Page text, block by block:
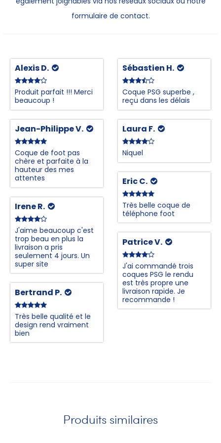
formulaire de contact.
Alexis D.
Produit parfait !!! Merci
beaucoup !
Jean-Philippe V.
Coque de foot pas
chère et parfaite à la
hauteur des mes
attentes
Irene R.
J'aime beaucoup c'est
trop beau en plus la
livraison a pris
seulement 4 jours. Un
super site
Bertrand P.
Très belle qualité et le
design rend vraiment
bien
Sébastien H.
Coque PSG superbe ,
reçu dans les délais
Laura F.
Niquel
Eric C.
Très belle coque de
téléphone foot
Patrice V.
J'ai commandé trois
coques PSG le rendu
est très propre une
livraison rapide. Je
recommande !
Produits similaires